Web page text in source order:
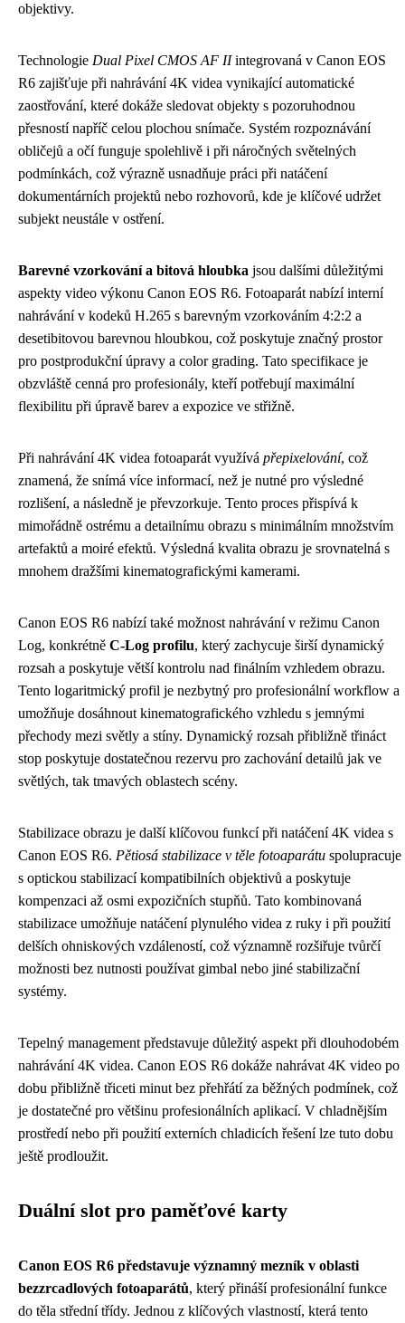
objektivy.
Technologie Dual Pixel CMOS AF IIintegrovaná v Canon EOS
R6 zajišťuje při nahrávání 4K videa vynikající automatické
zaostřování, které dokáže sledovat objekty s pozoruhodnou
přesností napříč celou plochou snímače. Systém rozpoznávání
obličejů a očí funguje spolehlivě i při náročných světelných
podmínkách, což výrazně usnadňuje práci při natáčení
dokumentárních projektů nebo rozhovorů, kde je klíčové udržet
subjekt neustále v ostření.
Barevné vzorkování a bitová hloubka jsou dalšími důležitými
aspekty video výkonu Canon EOS R6. Fotoaparát nabízí interní
nahrávání v kodeků H.265 s barevným vzorkováním 4:2:2 a
desetibitovou barevnou hloubkou, což poskytuje značný prostor
pro postprodukční úpravy a color grading. Tato specifikace je
obzvláště cenná pro profesionály, kteří potřebují maximální
flexibilitu při úpravě barev a expozice ve střižně.
Při nahrávání 4K videa fotoaparát využívá přepixelování, což
znamená, že snímá více informací, než je nutné pro výsledné
rozlišení, a následně je převzorkuje. Tento proces přispívá k
mimořádně ostrému a detailnímu obrazu s minimálním množstvím
artefaktů a moiré efektů. Výsledná kvalita obrazu je srovnatelná s
mnohem dražšími kinematografickými kamerami.
Canon EOS R6 nabízí také možnost nahrávání v režimu Canon
Log, konkrétně C-Log profilu, který zachycuje širší dynamický
rozsah a poskytuje větší kontrolu nad finálním vzhledem obrazu.
Tento logaritmický profil je nezbytný pro profesionální workflow a
umožňuje dosáhnout kinematografického vzhledu s jemnými
přechody mezi světly a stíny. Dynamický rozsah přibližně třináct
stop poskytuje dostatečnou rezervu pro zachování detailů jak ve
světlých, tak tmavých oblastech scény.
Stabilizace obrazu je další klíčovou funkcí při natáčení 4K videa s
Canon EOS R6. Pětiosá stabilizace v těle fotoaparátu spolupracuje
s optickou stabilizací kompatibilních objektivů a poskytuje
kompenzaci až osmi expozičních stupňů. Tato kombinovaná
stabilizace umožňuje natáčení plynulého videa z ruky i při použití
delších ohniskových vzdáleností, což významně rozšiřuje tvůrčí
možnosti bez nutnosti používat gimbal nebo jiné stabilizační
systémy.
Tepelný management představuje důležitý aspekt při dlouhodobém
nahrávání 4K videa. Canon EOS R6 dokáže nahrávat 4K video po
dobu přibližně třiceti minut bez přehřátí za běžných podmínek, což
je dostatečné pro většinu profesionálních aplikací. V chladnějším
prostředí nebo při použití externích chladicích řešení lze tuto dobu
ještě prodloužit.
Duální slot pro paměťové karty
Canon EOS R6 představuje významný mezník v oblasti
bezzrcadlových fotoaparátů, který přináší profesionální funkce
do těla střední třídy. Jednou z klíčových vlastností, která tento